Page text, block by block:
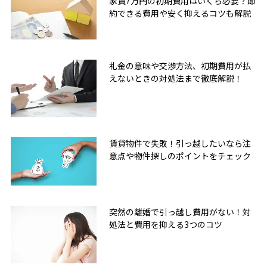
約できる費用や安く抑えるコツも解説
礼金の意味や交渉方法、初期費用が払
えないときの対処法まで徹底解説！
賃貸物件で失敗！引っ越したいなら注
意点や物件探しのポイントをチェック
突然の離婚で引っ越し費用がない！対
処法と費用を抑える3つのコツ